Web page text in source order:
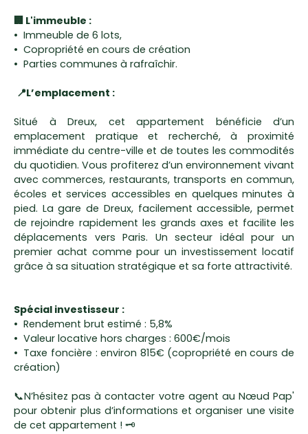
🏢 L'immeuble :
Immeuble de 6 lots,
Copropriété en cours de création
Parties communes à rafraîchir.
📍L’emplacement :
Situé à Dreux, cet appartement bénéficie d’un
emplacement pratique et recherché, à proximité
immédiate du centre-ville et de toutes les commodités
du quotidien. Vous profiterez d’un environnement vivant
avec commerces, restaurants, transports en commun,
écoles et services accessibles en quelques minutes à
pied. La gare de Dreux, facilement accessible, permet
de rejoindre rapidement les grands axes et facilite les
déplacements vers Paris. Un secteur idéal pour un
premier achat comme pour un investissement locatif
grâce à sa situation stratégique et sa forte attractivité.
Spécial investisseur :
Rendement brut estimé : 5,8%
Valeur locative hors charges : 600€/mois
Taxe foncière : environ 815€ (copropriété en cours de
création)
📞N’hésitez pas à contacter votre agent au Nœud Pap'
pour obtenir plus d’informations et organiser une visite
de cet appartement ! 🗝️